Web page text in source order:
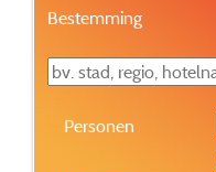
Bestemming
Personen